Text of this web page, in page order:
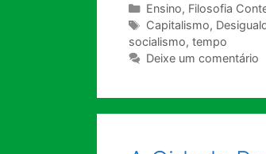
Categorias
Ensino, Filosofia
Tags
Capitalismo,
socialismo, tempo
Deixe um comentário